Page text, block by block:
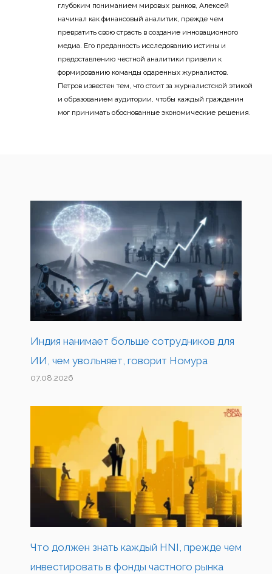
глубоким пониманием мировых рынков, Алексей
начинал как финансовый аналитик, прежде чем
превратить свою страсть в создание инновационного
медиа. Его преданность исследованию истины и
предоставлению честной аналитики привели к
формированию команды одаренных журналистов.
Петров известен тем, что стоит за журналистской этикой
и образованием аудитории, чтобы каждый гражданин
мог принимать обоснованные экономические решения.
Индия нанимает больше сотрудников для
ИИ, чем увольняет, говорит Номура
07.08.2026
Что должен знать каждый HNI, прежде чем
инвестировать в фонды частного рынка